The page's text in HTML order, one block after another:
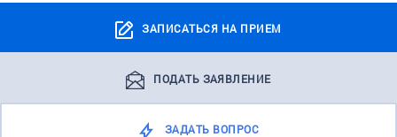
ЗАПИСАТЬСЯ НА ПРИЕМ
ПОДАТЬ ЗАЯВЛЕНИЕ
ЗАДАТЬ ВОПРОС